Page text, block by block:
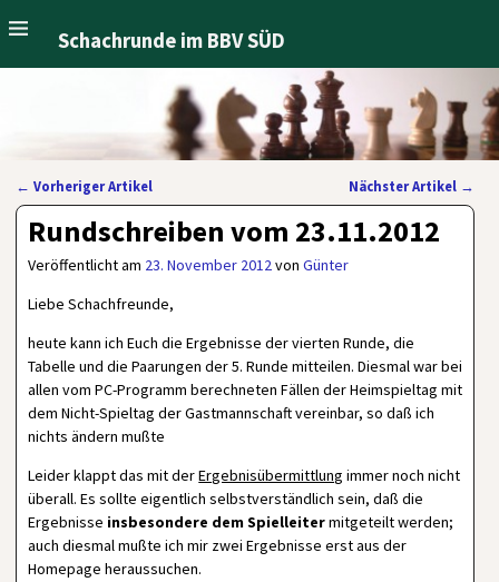
Schachrunde im BBV SÜD
Artikelnavigation
← Vorheriger Artikel Nächster Artikel →
Rundschreiben vom 23.11.2012
Veröffentlicht am 23. November 2012vonGünter
Liebe Schachfreunde,
heute kann ich Euch die Ergebnisse der vierten Runde, die
Tabelle und die Paarungen der 5. Runde mitteilen. Diesmal war bei
allen vom PC-Programm berechneten Fällen der Heimspieltag mit
dem Nicht-Spieltag der Gastmannschaft vereinbar, so daß ich
nichts ändern mußte
Leider klappt das mit derErgebnisübermittlung immer noch nicht
überall. Es sollte eigentlich selbstverständlich sein, daß die
Ergebnisse insbesondere dem Spielleitermitgeteilt werden;
auch diesmal mußte ich mir zwei Ergebnisse erst aus der
Homepage heraussuchen.